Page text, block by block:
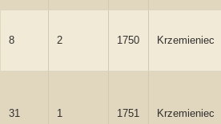
8 2 1750 Krzemieniec
31 1 1751 Krzemieniec